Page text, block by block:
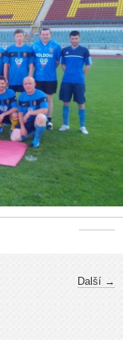
Další →